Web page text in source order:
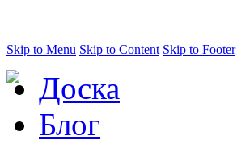
Skip to Menu Skip to Content Skip to Footer
Доска
Блог